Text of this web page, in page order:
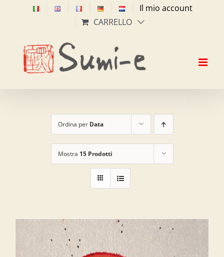
Il mio account
CARRELLO
Ordina per Data
Mostra 15 Prodotti